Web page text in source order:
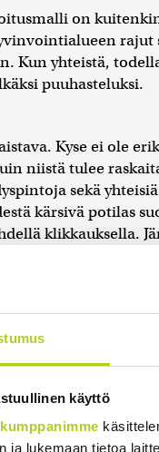
käyttö
ja lukemaan tietoa
on
Kun yhteistä,
puuhasteluksi.
Kyse ei ole
niistä tulee
sekä
kärsivä potilas
klikkauksella.
ihmiset
mittarit. Jos
pituuden,
uuteen
siitä, kuinka
alue onnistuu